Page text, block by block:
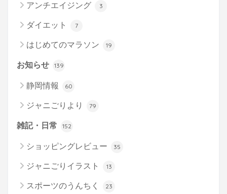
アンチエイジング 3
ダイエット 7
はじめてのマラソン 19
お知らせ 139
静岡情報 60
ジャニごりより 79
雑記・日常 152
ショッピングレビュー 35
ジャニごりイラスト 13
スポーツのうんちく 23